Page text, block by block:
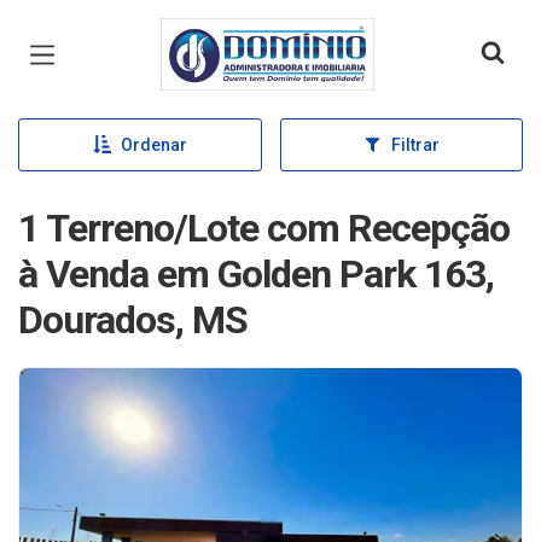
Página inicial
Ordenar Filtrar
1 Terreno/Lote com Recepção
à Venda em Golden Park 163,
Dourados, MS